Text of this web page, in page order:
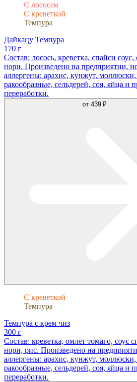
С лососем
С креветкой
Темпура
Дайкацу Темпура
170 г
Состав: лосось, креветка, спайси
нори. Произведено на предприятии,
аллергены: арахис, кунжут,
ракообразные, сельдерей, соя, яйца и
переработки.
от 439 ₽
С креветкой
Темпура
Темпура с крем чиз
300 г
Состав: креветка, омлет томаго, соус
нори, рис. Произведено на
аллергены: арахис, кунжут,
ракообразные, сельдерей, соя, яйца и
переработки.